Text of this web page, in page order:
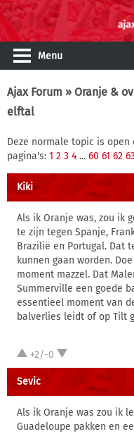
Menu
Ajax Forum » Oranje &
elftal
Deze normale topic is open
pagina's: 1 2 3 4 ... 60 61 62
Kiki
Als ik Oranje was, zou ik
te zijn tegen Spanje,
Brazilië en Portugal. Dat
kunnen gaan worden.
moment mazzel. Dat
Summerville een goede
essentieel moment van
balverlies leidt of op Tilt
+2/-0
Sevic
Als ik Oranje was zou ik
Guadeloupe pakken en